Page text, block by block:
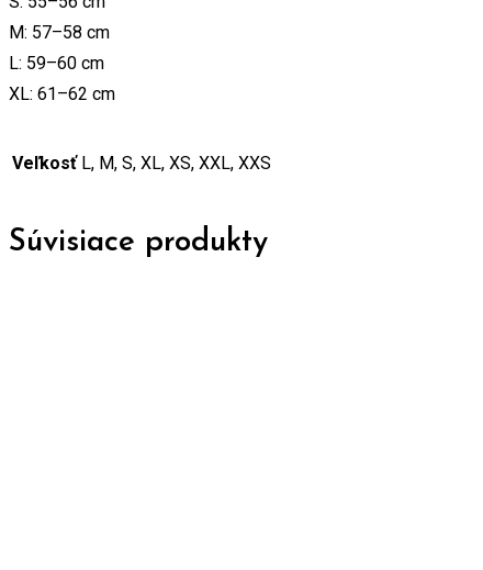
M: 57–58 cm
L: 59–60 cm
XL: 61–62 cm
Veľkosť L, M, S, XL, XS, XXL, XXS
Súvisiace produkty